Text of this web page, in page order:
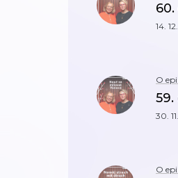
14.
O
30.
O